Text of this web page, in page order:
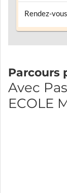
Rendez-
Parcours
Avec
ECOLE